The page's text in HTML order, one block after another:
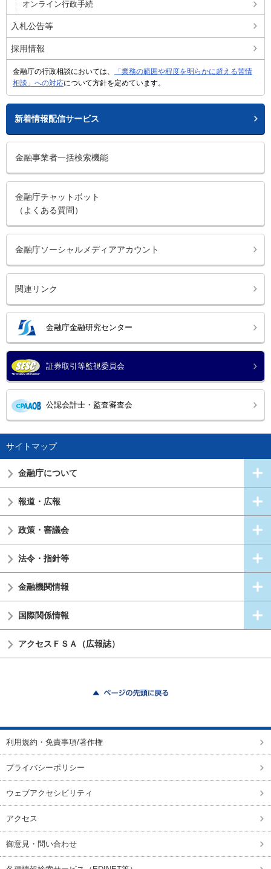
オンライン行政手続
入札公告等
採用情報
金融庁の行政相談においては、
「業務の範囲や程度を明らかに超える苦情
相談」への対応について方針を定めています。
新着情報配信サービス
金融事業者一括検索機能
金融庁チャットボット
（よくある質問）
金融庁ソーシャルメディアアカウント
関連リンク
金融庁金融研究センター
証券取引等監視委員会
公認会計士・監査審査会
サイトマップ
金融庁について
報道・広報
政策・審議会
法令・指針等
金融機関情報
国際関係情報
アクセスＦＳＡ（広報誌）
利用規約・免責事項/著作権
プライバシーポリシー
ウェブアクセシビリティ
アクセス
御意見・問い合わせ